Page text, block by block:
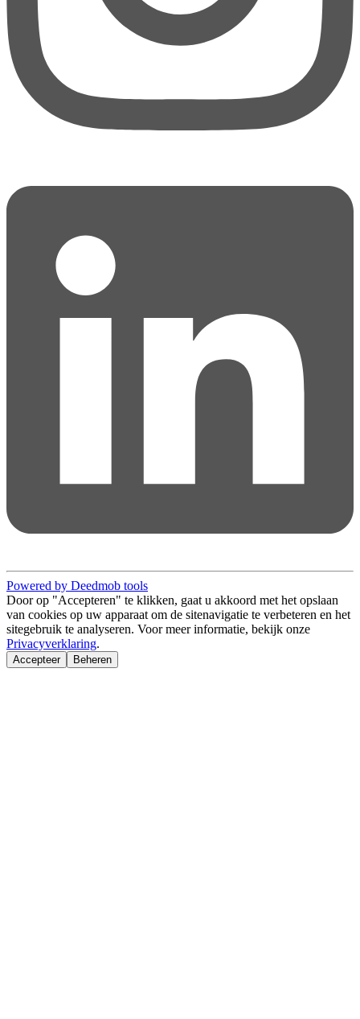
Powered by Deedmob tools
Door op "Accepteren" te klikken, gaat u akkoord met het opslaan
van cookies op uw apparaat om de sitenavigatie te verbeteren en het
sitegebruik te analyseren. Voor meer informatie, bekijk onze
Privacyverklaring.
Accepteer Beheren